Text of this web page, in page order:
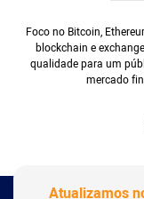
Foco no Bitcoin,
blockchain e
qualidade para um
mercado
Atualizamos